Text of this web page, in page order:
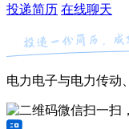
投递简历 在线聊天
电力电子与电力传动
微信扫一扫